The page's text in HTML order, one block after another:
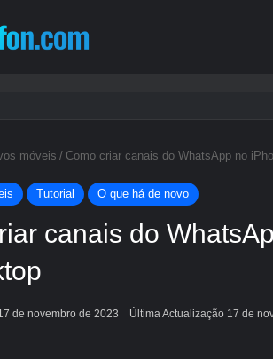
móveis / Como criar canais do WhatsApp no
Tutorial O que há de novo
canais do
de novembro de 2023 Última Actualização 17 de